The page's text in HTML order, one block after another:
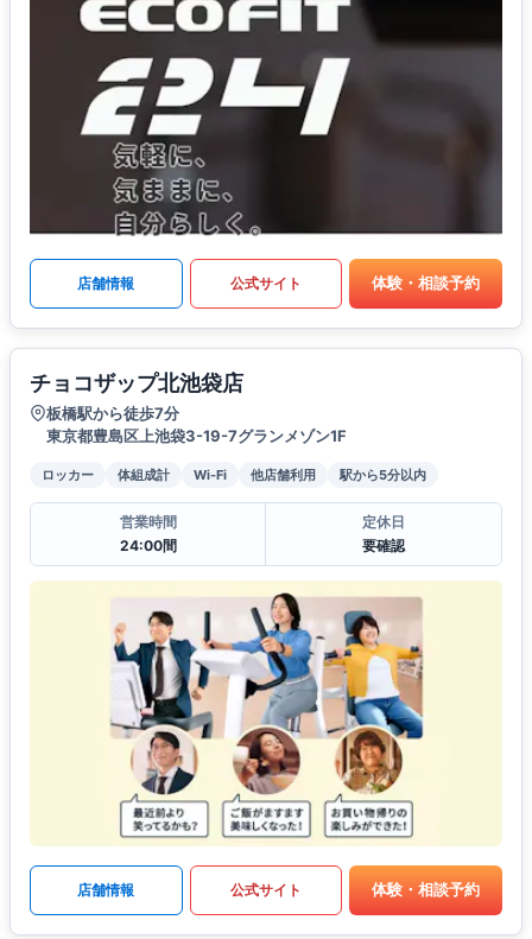
店舗情報 公式サイト 体験・相談予約
チョコザップ北池袋店
板橋駅から徒歩7分
東京都豊島区上池袋3-19-7グランメゾン1F
ロッカー 体組成計 Wi-Fi 他店舗利用 駅から5分以内
営業時間
24:00間
定休日
要確認
店舗情報 公式サイト 体験・相談予約